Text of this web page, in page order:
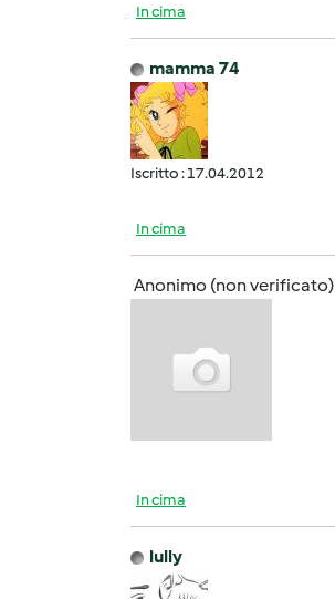
In cima
mamma 74
Iscritto : 17.04.2012
In cima
Anonimo (non verificato)
In cima
lully